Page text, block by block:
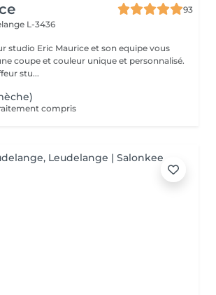
93
L-3436
son equipe vous
coupe et couleur unique et personnalisé.
stu...
compris